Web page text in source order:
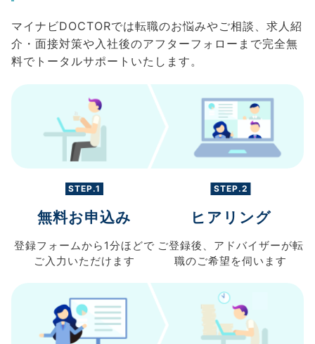
マイナビDOCTORでは転職のお悩みやご相談、求人紹
介・面接対策や入社後のアフターフォローまで完全無
料でトータルサポートいたします。
STEP.1
無料お申込み
登録フォームから 1分ほどで
ご入力 いただけます
STEP.2
ヒアリング
ご登録後、 アドバイザーが転
職のご希望を伺います